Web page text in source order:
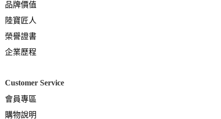
品牌價值
陸寶匠人
榮譽證書
企業歷程
Customer Service
會員專區
購物說明